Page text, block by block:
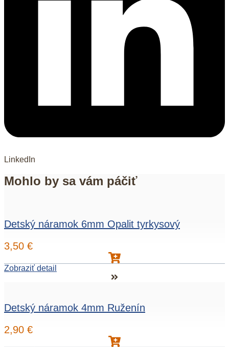
LinkedIn
Mohlo by sa vám páčiť
Detský náramok 6mm Opalit tyrkysový
3,50 €
Zobraziť detail
Detský náramok 4mm Ruženín
2,90 €